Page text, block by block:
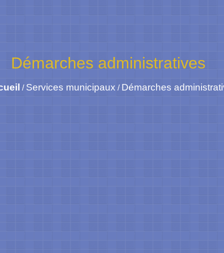
Démarches administratives
/ Services municipaux / Démarches